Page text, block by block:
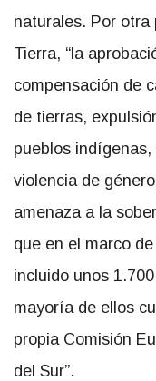
naturales. Por otra
Tierra, “la
compensación de
de tierras,
pueblos
violencia de
amenaza a la
que en el marco
incluido unos
mayoría de ellos
propia Comisión
del Sur”.